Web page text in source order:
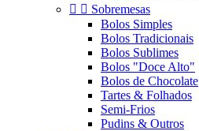
  Sobremesas
Bolos Simples
Bolos Tradicionais
Bolos Sublimes
Bolos "Doce Alto"
Bolos de Chocolate
Tartes & Folhados
Semi-Frios
Pudins & Outros